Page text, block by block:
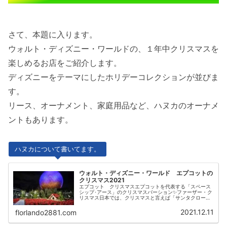
さて、本題に入ります。
ウォルト・ディズニー・ワールドの、１年中クリスマスを
楽しめるお店をご紹介します。
ディズニーをテーマにしたホリデーコレクションが並びま
す。
リース、オーナメント、家庭用品など、ハヌカのオーナメ
ントもあります。
ハヌカについて書いてます。
ウォルト・ディズニー・ワールド エプコットの
クリスマス2021
エプコット クリスマスエプコットを代表する「スペース
シップ･アース」のクリスマスバーション✨ファーザー・ク
リスマス日本では、クリスマスと言えば「サンタクロー
florlando2881.com 2021.12.11